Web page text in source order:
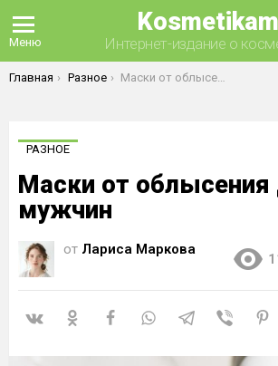
Меню
Kosmetikam
Интернет-издание о
Вы здесь:
Главная Разное Маски от облысения для мужчин
РАЗНОЕ
Маски от облысения
мужчин
от Лариса Маркова